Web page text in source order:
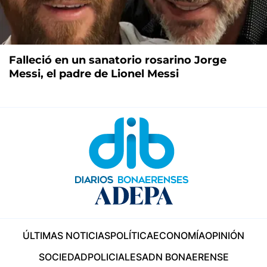
Falleció en un sanatorio rosarino Jorge
Messi, el padre de Lionel Messi
ÚLTIMAS NOTICIASPOLÍTICAECONOMÍAOPINIÓN
SOCIEDADPOLICIALESADN BONAERENSE